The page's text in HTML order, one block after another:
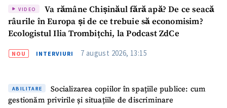
VIDEO
Va rămâne Chișinăul fără apă? De ce seacă
râurile în Europa și de ce trebuie să economisim?
Ecologistul Ilia Trombițchi, la Podcast ZdCe
NOU INTERVIURI 7 august 2026, 13:15
ABILITARE
Socializarea copiilor în spațiile publice: cum
gestionăm privirile și situațiile de discriminare